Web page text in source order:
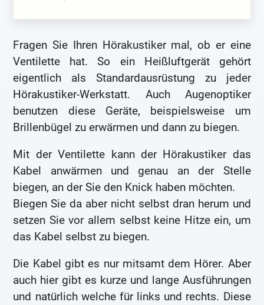
Fragen Sie Ihren Hörakustiker mal, ob er eine
Ventilette hat. So ein Heißluftgerät gehört
eigentlich als Standardausrüstung zu jeder
Hörakustiker-Werkstatt. Auch Augenoptiker
benutzen diese Geräte, beispielsweise um
Brillenbügel zu erwärmen und dann zu biegen.
Mit der Ventilette kann der Hörakustiker das
Kabel anwärmen und genau an der Stelle
biegen, an der Sie den Knick haben möchten.
Biegen Sie da aber nicht selbst dran herum und
setzen Sie vor allem selbst keine Hitze ein, um
das Kabel selbst zu biegen.
Die Kabel gibt es nur mitsamt dem Hörer. Aber
auch hier gibt es kurze und lange Ausführungen
und natürlich welche für links und rechts. Diese